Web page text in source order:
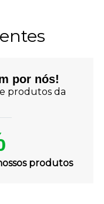
por nós!
produtos da
produtos